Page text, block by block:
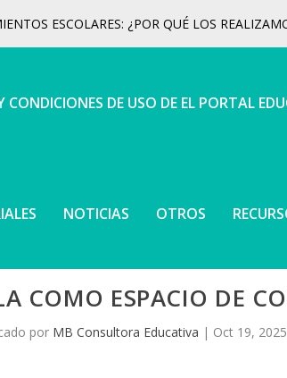
ESCOLARES: ¿POR QUÉ LOS
CONDICIONES DE USO DE EL PORTAL
NOTICIAS OTROS
COMO ESPACIO DE
por MB Consultora Educativa | Oct 19, 2025